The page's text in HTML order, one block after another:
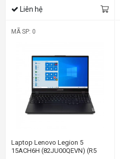
Liên hệ
MÃ SP: 0
Laptop Lenovo Legion 5
15ACH6H (82JU00QEVN) (R5